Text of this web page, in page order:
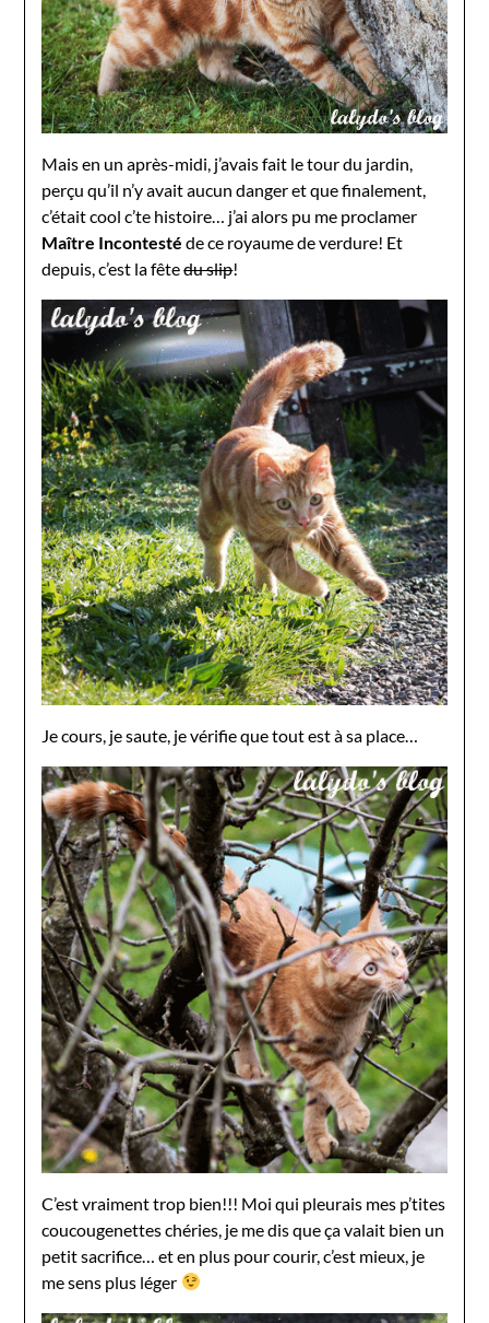
Mais en un après-midi, j’avais fait le tour du jardin,
perçu qu’il n’y avait aucun danger et que finalement,
c’était cool c’te histoire… j’ai alors pu me proclamer
Maître Incontesté de ce royaume de verdure! Et
depuis, c’est la fêtedu slip!
Je cours, je saute, je vérifie que tout est à sa place…
C’est vraiment trop bien!!! Moi qui pleurais mes p’tites
coucougenettes chéries, je me dis que ça valait bien un
petit sacrifice… et en plus pour courir, c’est mieux, je
me sens plus léger